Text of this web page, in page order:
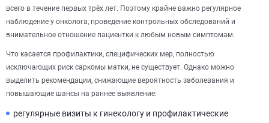
всего в течение первых трёх лет. Поэтому крайне важно регулярное
наблюдение у онколога, проведение контрольных обследований и
внимательное отношение пациентки к любым новым симптомам.
Что касается профилактики, специфических мер, полностью
исключающих риск саркомы матки, не существует. Однако можно
выделить рекомендации, снижающие вероятность заболевания и
повышающие шансы на раннее выявление:
регулярные визиты к гинекологу и профилактические